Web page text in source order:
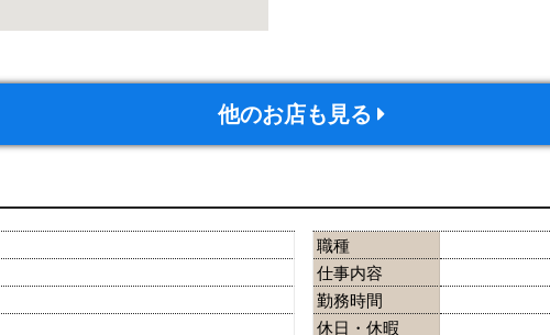
他のお店も見る
職種
仕事内容
勤務時間
休日・休暇